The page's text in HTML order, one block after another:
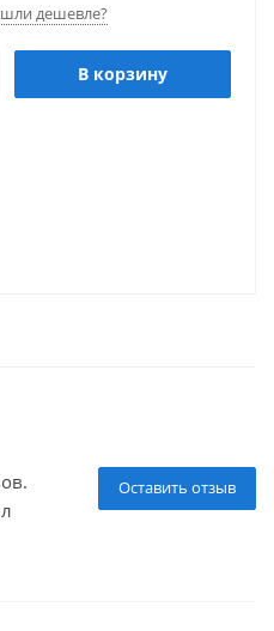
дешевле?
В корзину
Оставить отзыв